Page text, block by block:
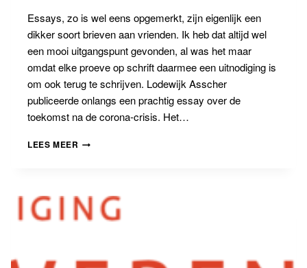
Essays, zo is wel eens opgemerkt, zijn eigenlijk een
dikker soort brieven aan vrienden. Ik heb dat altijd wel
een mooi uitgangspunt gevonden, al was het maar
omdat elke proeve op schrift daarmee een uitnodiging is
om ook terug te schrijven. Lodewijk Asscher
publiceerde onlangs een prachtig essay over de
toekomst na de corona-crisis. Het…
LEES MEER ZONDER
NIET.
REACTIE
OP